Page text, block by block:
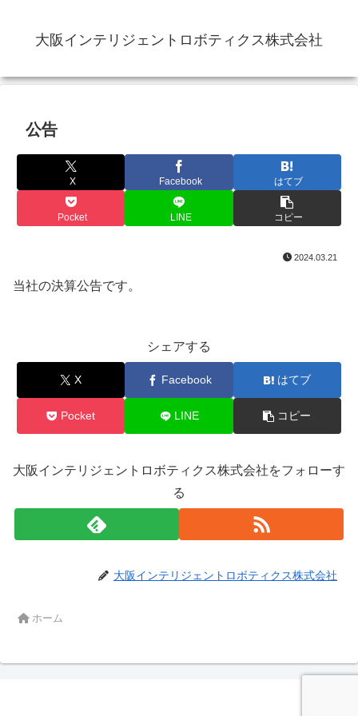
大阪インテリジェントロボティクス株式会社
公告
X Facebook はてブ
Pocket LINE コピー
2024.03.21
当社の決算公告です。
シェアする
X Facebook はてブ
Pocket LINE コピー
大阪インテリジェントロボティクス株式会社をフォローす
る
大阪インテリジェントロボティクス株式会社
ホーム